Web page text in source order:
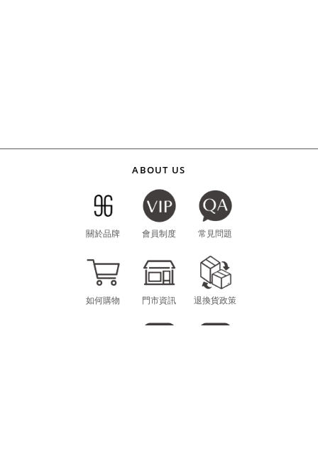
ABOUT US
關於品牌 會員制度 常見問題
如何購物 門市資訊 退換貨政策